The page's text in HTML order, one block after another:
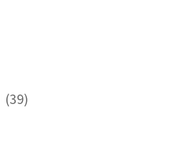
(39)